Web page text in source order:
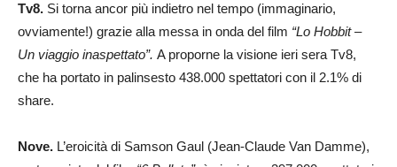
Tv8. Si torna ancor più indietro nel tempo (immaginario,
ovviamente!) grazie alla messa in onda del film “Lo Hobbit –
Un viaggio inaspettato”. A proporne la visione ieri sera Tv8,
che ha portato in palinsesto 438.000 spettatori con il 2.1% di
share.
Nove. L’eroicità di Samson Gaul (Jean-Claude Van Damme),